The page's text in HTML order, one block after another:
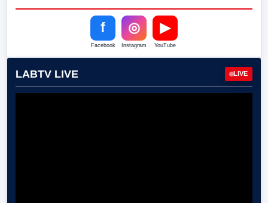
f
Facebook
◎
Instagram
▶
YouTube
LABTV LIVE LIVE